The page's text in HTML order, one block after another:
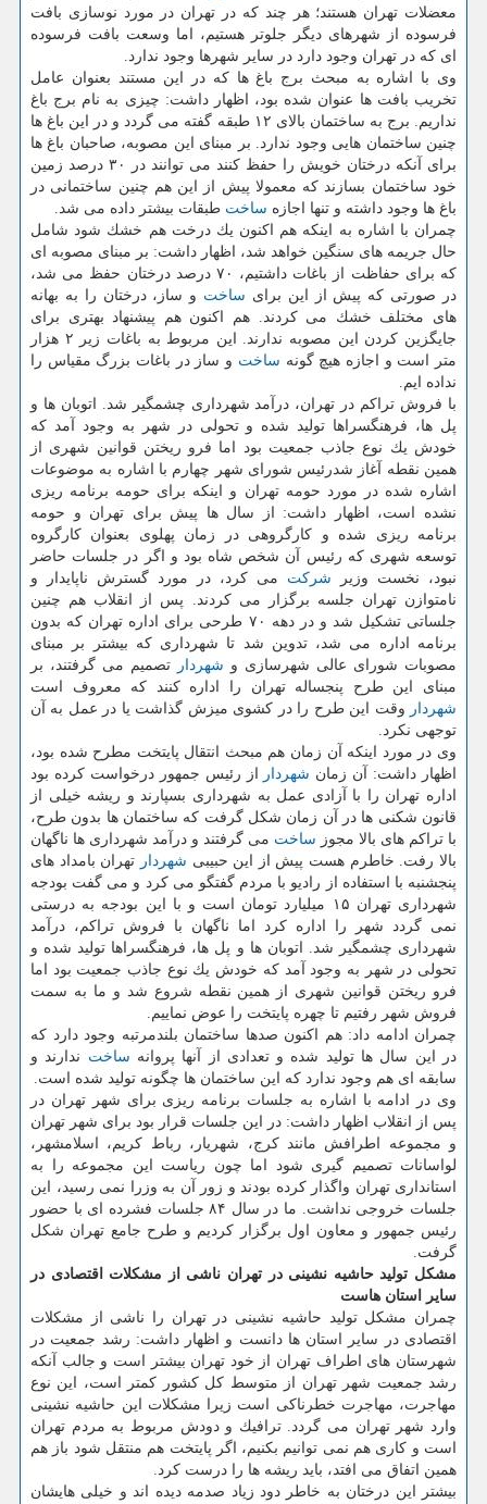
معضلات تهران هستند؛ هر چند كه در تهران در مورد نوسازی بافت
فرسوده از شهرهای دیگر جلوتر هستیم، اما وسعت بافت فرسوده
ای كه در تهران وجود دارد در سایر شهرها وجود ندارد.
وی با اشاره به مبحث برج باغ ها كه در این مستند بعنوان عامل
تخریب بافت ها عنوان شده بود، اظهار داشت: چیزی به نام برج باغ
نداریم. برج به ساختمان بالای ۱۲ طبقه گفته می گردد و در این باغ ها
چنین ساختمان هایی وجود ندارد. بر مبنای این مصوبه، صاحبان باغ ها
برای آنكه درختان خویش را حفظ كنند می توانند در ۳۰ درصد زمین
خود ساختمان بسازند كه معمولا پیش از این هم چنین ساختمانی در
باغ ها وجود داشته و تنها اجازه ساخت طبقات بیشتر داده می شد.
چمران با اشاره به اینكه هم اكنون یك درخت هم خشك شود شامل
حال جریمه های سنگین خواهد شد، اظهار داشت: بر مبنای مصوبه ای
كه برای حفاظت از باغات داشتیم، ۷۰ درصد درختان حفظ می شد،
در صورتی كه پیش از این برای ساخت و ساز، درختان را به بهانه
های مختلف خشك می كردند. هم اكنون هم پیشنهاد بهتری برای
جایگزین كردن این مصوبه ندارند. این مربوط به باغات زیر ۲ هزار
متر است و اجازه هیچ گونه ساخت و ساز در باغات بزرگ مقیاس را
نداده ایم.
با فروش تراكم در تهران، درآمد شهرداری چشمگیر شد. اتوبان ها و
پل ها، فرهنگسراها تولید شده و تحولی در شهر به وجود آمد كه
خودش یك نوع جاذب جمعیت بود اما فرو ریختن قوانین شهری از
همین نقطه آغاز شدرئیس شورای شهر چهارم با اشاره به موضوعات
اشاره شده در مورد حومه تهران و اینكه برای حومه برنامه ریزی
نشده است، اظهار داشت: از سال ها پیش برای تهران و حومه
برنامه ریزی شده و كارگروهی در زمان پهلوی بعنوان كارگروه
توسعه شهری كه رئیس آن شخص شاه بود و اگر در جلسات حاضر
نبود، نخست وزیر شركت می كرد، در مورد گسترش ناپایدار و
نامتوازن تهران جلسه برگزار می كردند. پس از انقلاب هم چنین
جلساتی تشكیل شد و در دهه ۷۰ طرحی برای اداره تهران كه بدون
برنامه اداره می شد، تدوین شد تا شهرداری كه بیشتر بر مبنای
مصوبات شورای عالی شهرسازی و شهردار
تصمیم می گرفتند، بر
مبنای این طرح پنجساله تهران را اداره كنند كه معروف است
شهردار وقت این طرح را در كشوی میزش گذاشت یا در عمل به آن
توجهی نكرد.
وی در مورد اینكه آن زمان هم مبحث انتقال پایتخت مطرح شده بود،
اظهار داشت: آن زمان شهردار از رئیس جمهور درخواست كرده بود
اداره تهران را با آزادی عمل به شهرداری بسپارند و ریشه خیلی از
قانون شكنی ها در آن زمان شكل گرفت كه ساختمان ها بدون طرح،
با تراكم های بالا مجوز ساخت می گرفتند و درآمد شهرداری ها ناگهان
بالا رفت. خاطرم هست پیش از این حبیبی شهردار تهران بامداد های
پنجشنبه با استفاده از رادیو با مردم گفتگو می كرد و می گفت بودجه
شهرداری تهران ۱۵ میلیارد تومان است و با این بودجه به درستی
نمی گردد شهر را اداره كرد اما ناگهان با فروش تراكم، درآمد
شهرداری چشمگیر شد. اتوبان ها و پل ها، فرهنگسراها تولید شده و
تحولی در شهر به وجود آمد كه خودش یك نوع جاذب جمعیت بود اما
فرو ریختن قوانین شهری از همین نقطه شروع شد و ما به سمت
فروش شهر رفتیم تا چهره پایتخت را عوض نماییم.
چمران ادامه داد: هم اكنون صدها ساختمان بلندمرتبه وجود دارد كه
در این سال ها تولید شده و تعدادی از آنها پروانه ساخت ندارند و
سابقه ای هم وجود ندارد كه این ساختمان ها چگونه تولید شده است.
وی در ادامه با اشاره به جلسات برنامه ریزی برای شهر تهران در
پس از انقلاب اظهار داشت: در این جلسات قرار بود برای شهر تهران
و مجموعه اطرافش مانند كرج، شهریار، رباط كریم، اسلامشهر،
لواسانات تصمیم گیری شود اما چون ریاست این مجموعه را به
استانداری تهران واگذار كرده بودند و زور آن به وزرا نمی رسید، این
جلسات خروجی نداشت. ما در سال ۸۴ جلسات فشرده ای با حضور
رئیس جمهور و معاون اول برگزار كردیم و طرح جامع تهران شكل
گرفت.
مشكل تولید حاشیه نشینی در تهران ناشی از مشكلات اقتصادی در
سایر استان هاست
چمران مشكل تولید حاشیه نشینی در تهران را ناشی از مشكلات
اقتصادی در سایر استان ها دانست و اظهار داشت: رشد جمعیت در
شهرستان های اطراف تهران از خود تهران بیشتر است و جالب آنكه
رشد جمعیت شهر تهران از متوسط كل كشور كمتر است، این نوع
مهاجرت، مهاجرت خطرناكی است زیرا مشكلات این حاشیه نشینی
وارد شهر تهران می گردد. ترافیك و دودش مربوط به مردم تهران
است و كاری هم نمی توانیم بكنیم، اگر پایتخت هم منتقل شود باز هم
همین اتفاق می افتد، باید ریشه ها را درست كرد.
بیشتر این درختان به خاطر دود زیاد صدمه دیده اند و خیلی هایشان